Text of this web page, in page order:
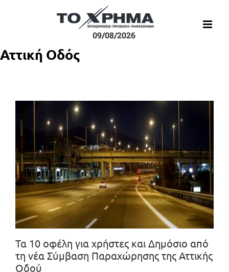
09/08/2026
Αττική Οδός
Τα 10 οφέλη για χρήστες και Δημόσιο από
τη νέα Σύμβαση Παραχώρησης της Αττικής
Οδού